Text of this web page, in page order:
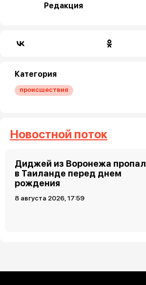
Редакция
Категория
происшествия
Новостной поток
Диджей из Воронежа пропал
в Таиланде перед днем
рождения
8 августа 2026, 17:59